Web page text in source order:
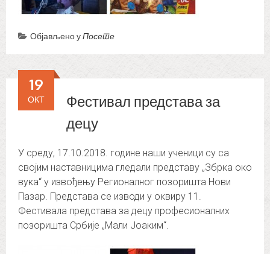
Објављено уПосете
Фестивал представа за
децу
19
ОКТ
У среду, 17.10.2018. године наши ученици су са
својим наставницима гледали представу „Збрка око
вука“ у извођењу Регионалног позоришта Нови
Пазар. Представа се изводи у оквиру 11.
Фестивала представа за децу професионалних
позоришта Србије „Мали Јоаким“.